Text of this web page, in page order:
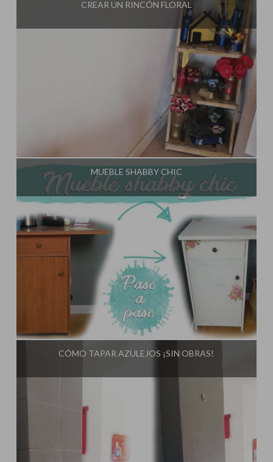
CREAR UN RINCÓN FLORAL
El Taller de Ire
MUEBLE SHABBY CHIC
Influencer:El Taller de Ire
CÓMO TAPAR AZULEJOS ¡SIN OBRAS!